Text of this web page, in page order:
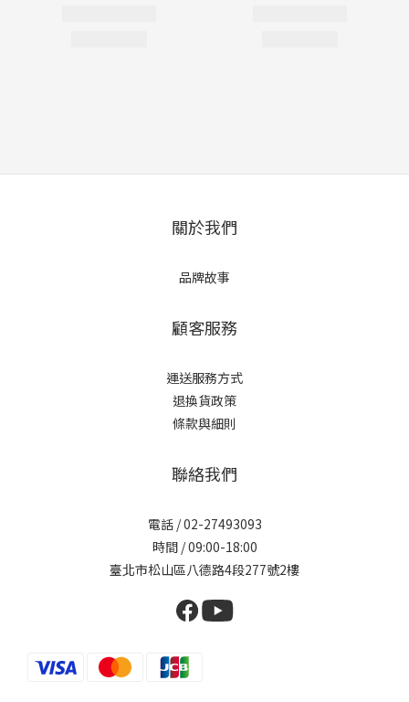
關於我們
品牌故事
顧客服務
運送服務方式
退換貨政策
條款與細則
聯絡我們
電話 / 02-27493093
時間 / 09:00-18:00
臺北市松山區八德路4段277號2樓